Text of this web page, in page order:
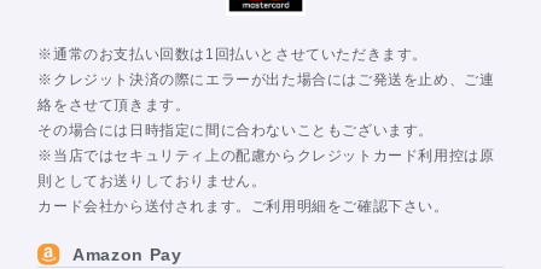
※通常のお支払い回数は1回払いとさせていただきます。
※クレジット決済の際にエラーが出た場合にはご発送を止め、ご連
絡をさせて頂きます。
その場合には日時指定に間に合わないこともございます。
※当店ではセキュリティ上の配慮からクレジットカード利用控は原
則としてお送りしておりません。
カード会社から送付されます。ご利用明細をご確認下さい。
Amazon Pay